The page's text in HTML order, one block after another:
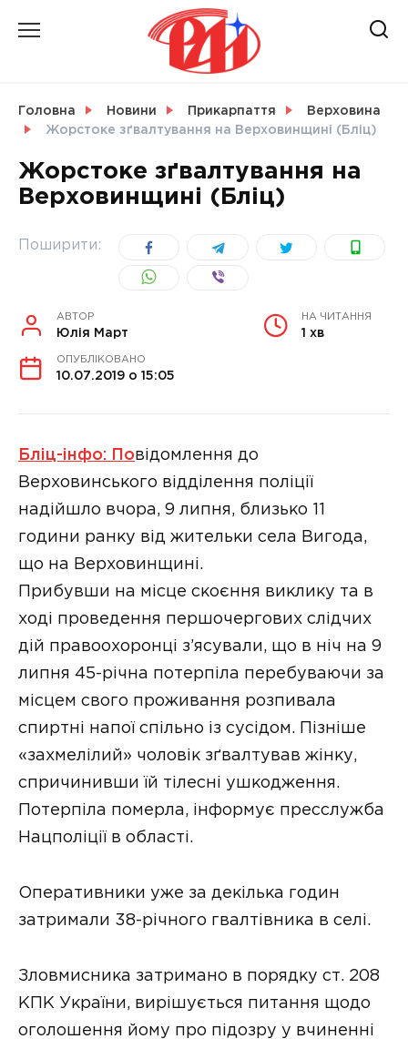
УКРАЇНА
Головна Новини Прикарпаття
Верховина
Жорстоке зґвалтування на Верховинщині (Бліц)
Жорстоке зґвалтування на
Верховинщині (Бліц)
Поширити:
АВТОР
Юлія Март
НА ЧИТАННЯ
1 хв
ОПУБЛІКОВАНО
10.07.2019 о 15:05
Бліц-інфо: Повідомлення до
Верховинського відділення поліції
надійшло вчора, 9 липня, близько 11
години ранку від жительки села Вигода,
що на Верховинщині.
Прибувши на місце скоєння виклику та в
ході проведення першочергових слідчих
дій правоохоронці з’ясували, що в ніч на 9
липня 45-річна потерпіла перебуваючи за
місцем свого проживання розпивала
спиртні напої спільно із сусідом. Пізніше
«захмелілий» чоловік зґвалтував жінку,
спричинивши їй тілесні ушкодження.
Потерпіла померла, інформує пресслужба
Нацполіції в області.
Оперативники уже за декілька годин
затримали 38-річного гвалтівника в селі.
Зловмисника затримано в порядку ст. 208
КПК України, вирішується питання щодо
оголошення йому про підозру у вчиненні